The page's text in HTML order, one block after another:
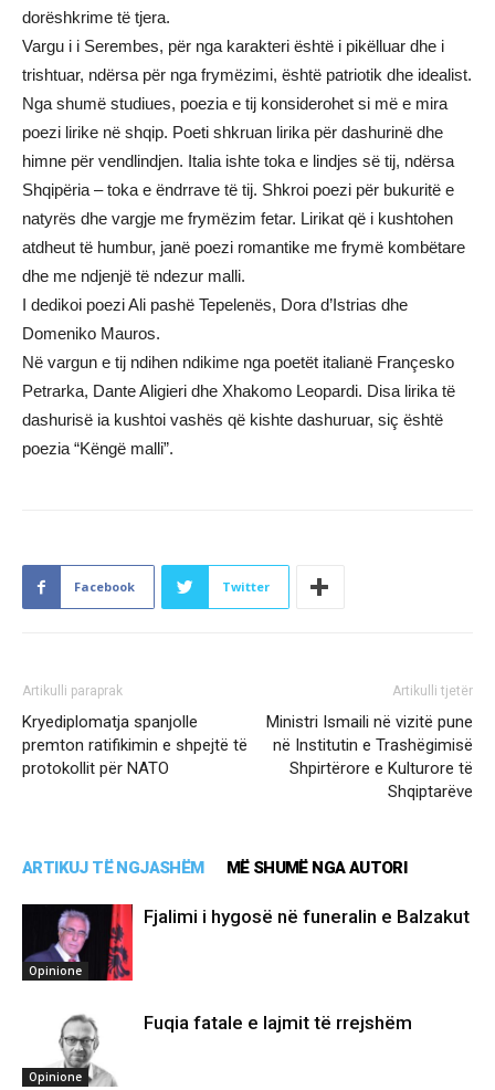
dorëshkrime të tjera.
Vargu i i Serembes, për nga karakteri është i pikëlluar dhe i
trishtuar, ndërsa për nga frymëzimi, është patriotik dhe idealist.
Nga shumë studiues, poezia e tij konsiderohet si më e mira
poezi lirike në shqip. Poeti shkruan lirika për dashurinë dhe
himne për vendlindjen. Italia ishte toka e lindjes së tij, ndërsa
Shqipëria – toka e ëndrrave të tij. Shkroi poezi për bukuritë e
natyrës dhe vargje me frymëzim fetar. Lirikat që i kushtohen
atdheut të humbur, janë poezi romantike me frymë kombëtare
dhe me ndjenjë të ndezur malli.
I dedikoi poezi Ali pashë Tepelenës, Dora d’Istrias dhe
Domeniko Mauros.
Në vargun e tij ndihen ndikime nga poetët italianë Françesko
Petrarka, Dante Aligieri dhe Xhakomo Leopardi. Disa lirika të
dashurisë ia kushtoi vashës që kishte dashuruar, siç është
poezia “Këngë malli”.
Facebook Twitter
Artikulli paraprak
Kryediplomatja spanjolle
premton ratifikimin e shpejtë të
protokollit për NATO
Artikulli tjetër
Ministri Ismaili në vizitë pune
në Institutin e Trashëgimisë
Shpirtërore e Kulturore të
Shqiptarëve
ARTIKUJ TË NGJASHËM MË SHUMË NGA AUTORI
Opinione
Fjalimi i hygosë në funeralin e Balzakut
Opinione
Fuqia fatale e lajmit të rrejshëm